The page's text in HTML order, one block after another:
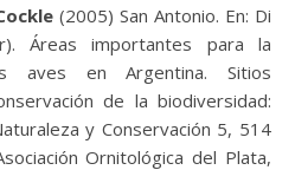
(2005) San Antonio. En: Di
Áreas importantes para la
aves en Argentina. Sitios
de la biodiversidad:
y Conservación 5, 514
Ornitológica del Plata,